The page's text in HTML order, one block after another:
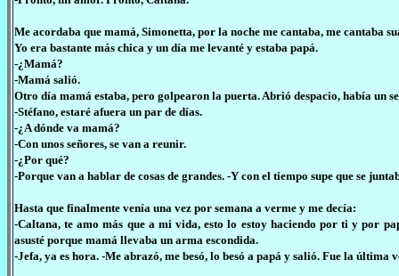
Me acordaba que mamá, Simonetta, por la noche me cantaba, me cantaba
Yo era bastante más chica y un día me levanté y estaba papá.
-¿Mamá?
-Mamá salió.
Otro día mamá estaba, pero golpearon la puerta. Abrió despacio, había un
-Stéfano, estaré afuera un par de días.
-¿A dónde va mamá?
-Con unos señores, se van a reunir.
-¿Por qué?
-Porque van a hablar de cosas de grandes. -Y con el tiempo supe que se
Hasta que finalmente venía una vez por semana a verme y me decía:
-Caltana, te amo más que a mi vida, esto lo estoy haciendo por ti y por
asusté porque mamá llevaba un arma escondida.
-Jefa, ya es hora. -Me abrazó, me besó, lo besó a papá y salió. Fue la última